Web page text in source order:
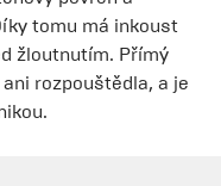
tomu má inkoust
žloutnutím. Přímý
rozpouštědla, a je